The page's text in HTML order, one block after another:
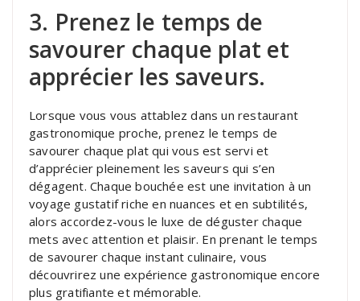
3. Prenez le temps de
savourer chaque plat et
apprécier les saveurs.
Lorsque vous vous attablez dans un restaurant
gastronomique proche, prenez le temps de
savourer chaque plat qui vous est servi et
d’apprécier pleinement les saveurs qui s’en
dégagent. Chaque bouchée est une invitation à un
voyage gustatif riche en nuances et en subtilités,
alors accordez-vous le luxe de déguster chaque
mets avec attention et plaisir. En prenant le temps
de savourer chaque instant culinaire, vous
découvrirez une expérience gastronomique encore
plus gratifiante et mémorable.